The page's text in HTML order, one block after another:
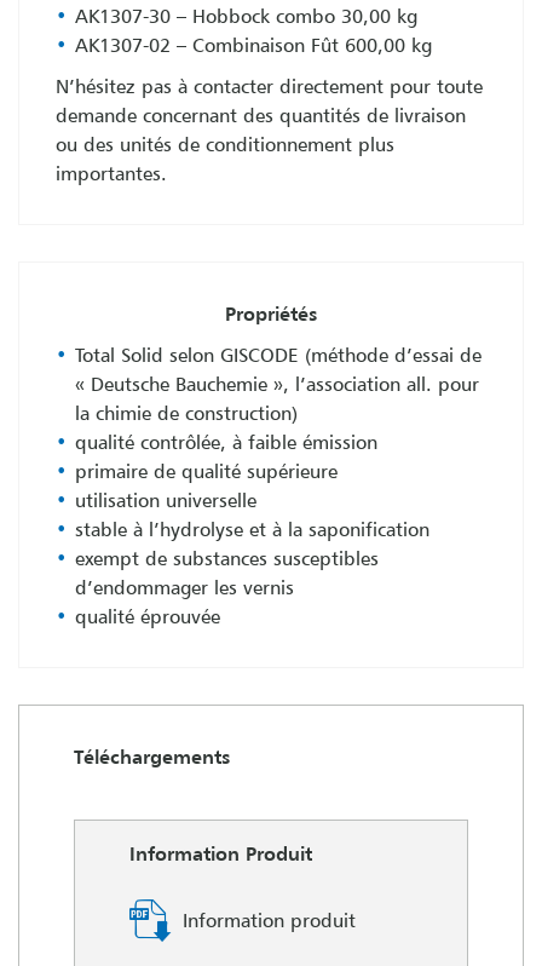
AK1307-30 – Hobbock combo 30,00 kg
AK1307-02 – Combinaison Fût 600,00 kg
N’hésitez pas à contacter directement pour toute
demande concernant des quantités de livraison
ou des unités de conditionnement plus
importantes.
Propriétés
Total Solid selon GISCODE (méthode d’essai de
« Deutsche Bauchemie », l’association all. pour
la chimie de construction)
qualité contrôlée, à faible émission
primaire de qualité supérieure
utilisation universelle
stable à l’hydrolyse et à la saponification
exempt de substances susceptibles
d’endommager les vernis
qualité éprouvée
Téléchargements
Information Produit
Information produit